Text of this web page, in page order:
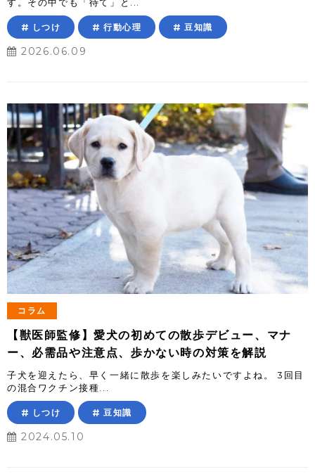
す。その中でも「待て」と...
しつけ 行動心理 豆知識
2026.06.09
コラム
【獣医師監修】愛犬の初めての散歩デビュー、マナ
ー、必需品や注意点、歩かない時の対策を解説
子犬を迎えたら、早く一緒に散歩を楽しみたいですよね。 3回目
の混合ワクチン接種...
しつけ 豆知識
2024.05.10